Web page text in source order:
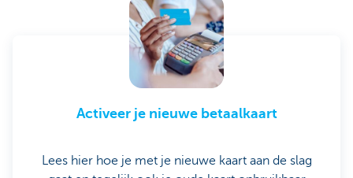
Activeer je nieuwe betaalkaart
Lees hier hoe je met je nieuwe kaart aan de slag